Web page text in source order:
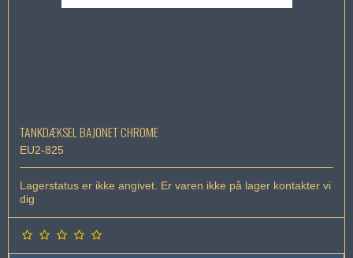
TANKDÆKSEL BAJONET CHROME
EU2-825
Lagerstatus er ikke angivet. Er varen ikke på lager kontakter vi
dig